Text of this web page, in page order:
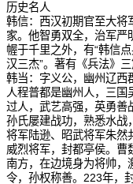
历史名人
韩信：西汉初期官至大将
家。他智勇双全，治军严
幄于千里之外，有“韩信
汉三杰”。著有《兵法》三
韩当：字义公，幽州辽西
人程普都是幽州人，三国
过人，武艺高强，英勇善
孙氏屡建战功，熟悉水战
将军陆逊、昭武将军朱然
威烈将军，封都亭侯。曹
南方，在边境身为将帅，
令，孙权称善。223年，